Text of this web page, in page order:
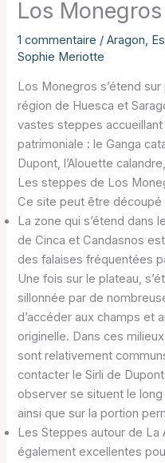
Los Monegros
1 commentaire /Aragon,
Sophie Meriotte
Los Monegros s’étend
région de Huesca et
vastes steppes
patrimoniale : le Ganga
Dupont, l’Alouette
Les steppes de Los
Ce site peut être découpé
La zone qui s’étend dans
de Cinca et Candasnos
des falaises fréquentées
Une fois sur le plateau,
sillonnée par de
d’accéder aux champs et
originelle. Dans ces
sont relativement
contacter le Sirli de
observer se situent le
ainsi que sur la portion
Les Steppes autour de La
également excellentes